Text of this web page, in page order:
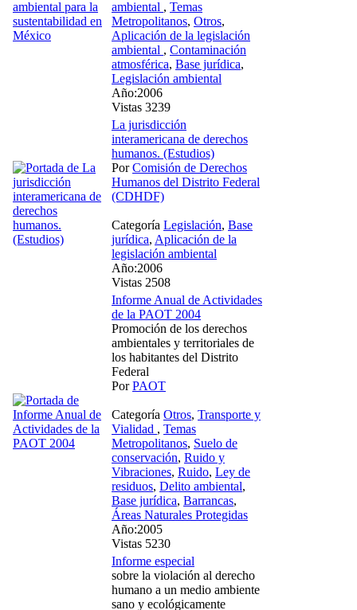
ambiental , Temas
Metropolitanos, Otros,
Aplicación de la legislación
ambiental , Contaminación
atmosférica, Base jurídica,
Legislación ambiental
Año:2006
Vistas 3239
La jurisdicción
interamericana de derechos
humanos. (Estudios)
PorComisión de Derechos
Humanos del Distrito Federal
(CDHDF)
Categoría Legislación, Base
jurídica, Aplicación de la
legislación ambiental
Año:2006
Vistas 2508
Informe Anual de Actividades
de la PAOT 2004
Promoción de los derechos
ambientales y territoriales de
los habitantes del Distrito
Federal
PorPAOT
Categoría Otros, Transporte y
Vialidad , Temas
Metropolitanos, Suelo de
conservación, Ruido y
Vibraciones, Ruido, Ley de
residuos, Delito ambiental,
Base jurídica, Barrancas,
Áreas Naturales Protegidas
Año:2005
Vistas 5230
Informe especial
sobre la violación al derecho
humano a un medio ambiente
sano y ecológicamente